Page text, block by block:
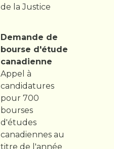
de la Justice
Demande de
bourse d'étude
canadienne
Appel à
candidatures
pour 700
bourses
d'études
canadiennes au
titre de l'année